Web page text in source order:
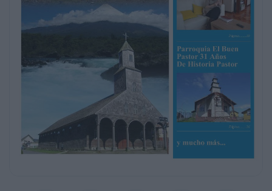
EDITORIAL
P
uerto Montt y la región, como en todas
las regiones de país, carecen de oferta
de medios de prensa escritos locales.
Debido a razones que no son del caso
analizar, las nuevas publicaciones tienen una
o difícil existencia. Sin embargo, los medios e
informaciones provenientes de la capital, nos
inundan día a día con noticias que ni siquiera
tienen arraigo en la gente, en nuestra gente.